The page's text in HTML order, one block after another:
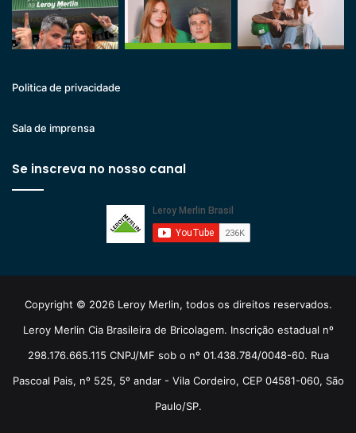
Politica de privacidade
Sala de imprensa
Se inscreva no nosso canal
Copyright © 2026 Leroy Merlin, todos os direitos reservados.
Leroy Merlin Cia Brasileira de Bricolagem. Inscrição estadual nº
298.176.665.115 CNPJ/MF sob o nº 01.438.784/0048-60. Rua
Pascoal Pais, nº 525, 5º andar - Vila Cordeiro, CEP 04581-060, São
Paulo/SP.